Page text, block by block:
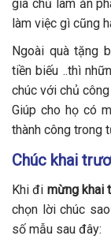
gia chủ làm ăn
làm việc gì cũng
Ngoài quà tặng
tiền biếu ..thì
chúc với chủ
Giúp cho họ có
thành công trong
Chúc khai
Khi đi mừng khai
chọn lời chúc
số mẫu sau đây: